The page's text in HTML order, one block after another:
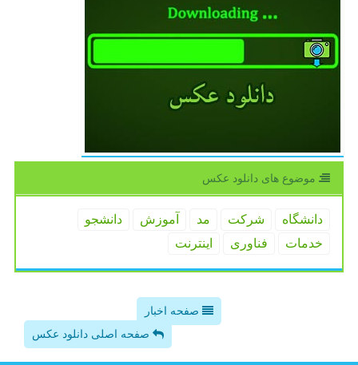
موضوع های دانلود عكس
دانشگاه شركت مد آموزش
دانشجو
خدمات
فناوری اینترنت
صفحه اخبار
صفحه اصلی دانلود عکس